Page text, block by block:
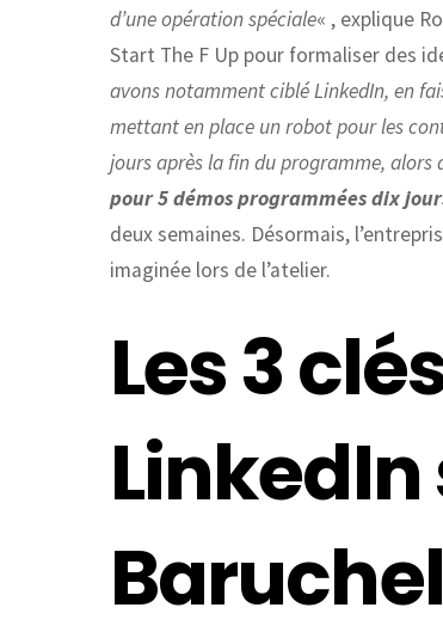
d’une opération spéciale« , explique
Start The F Up pour formaliser des
avons notamment ciblé LinkedIn, en
mettant en place un robot pour les
jours après la fin du programme, alors
pour 5 démos programmées dix
deux semaines. Désormais,
imaginée lors de l’atelier.
Les 3